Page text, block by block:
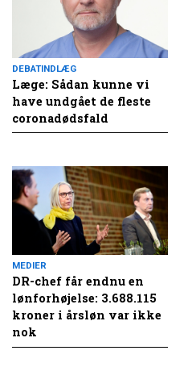
DEBATINDLÆG
Læge: Sådan kunne vi
have undgået de fleste
coronadødsfald
MEDIER
DR-chef får endnu en
lønforhøjelse: 3.688.115
kroner i årsløn var ikke
nok